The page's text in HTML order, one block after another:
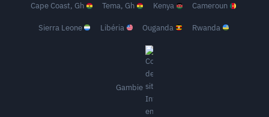
Cape Coast, Gh Tema, Gh Kenya Cameroun
Sierra Leone Libéria Ouganda Rwanda
Gambie